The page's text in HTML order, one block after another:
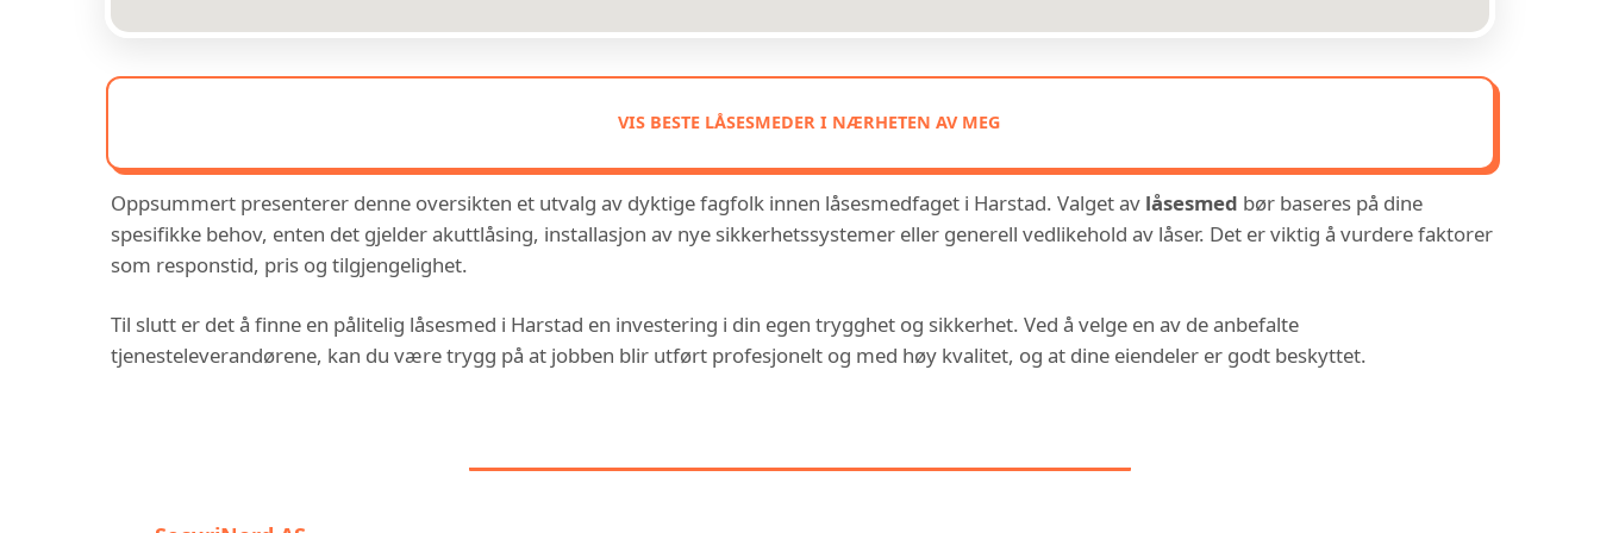
VIS BESTE LÅSESMEDER I NÆRHETEN AV MEG
Oppsummert presenterer denne oversikten et utvalg av dyktige fagfolk innen låsesmedfaget i Harstad. Valget av låsesmed bør baseres på dine
spesifikke behov, enten det gjelder akuttlåsing, installasjon av nye sikkerhetssystemer eller generell vedlikehold av låser. Det er viktig å vurdere faktorer
som responstid, pris og tilgjengelighet.
Til slutt er det å finne en pålitelig låsesmed i Harstad en investering i din egen trygghet og sikkerhet. Ved å velge en av de anbefalte
tjenesteleverandørene, kan du være trygg på at jobben blir utført profesjonelt og med høy kvalitet, og at dine eiendeler er godt beskyttet.